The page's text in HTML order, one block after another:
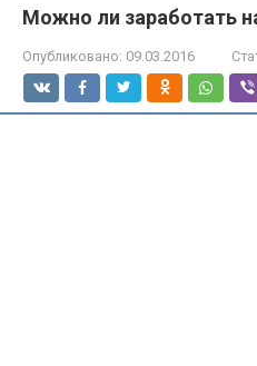
Можно ли заработать
Опубликовано: 09.03.2016